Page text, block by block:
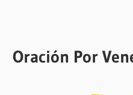
Oración Por